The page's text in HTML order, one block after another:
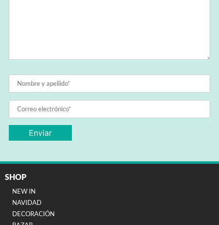
SHOP
NEW IN
NAVIDAD
DECORACIÓN